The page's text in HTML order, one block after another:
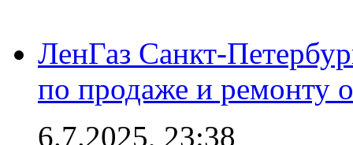
ЛенГаз Санкт-
по продаже и ремонту
6.7.2025, 23:38